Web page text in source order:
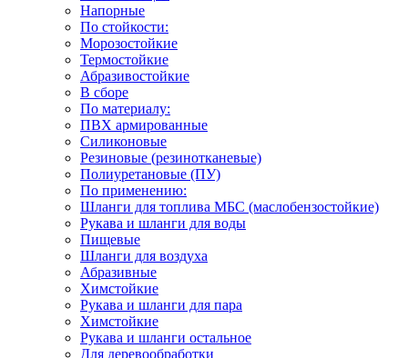
Напорные
По стойкости:
Морозостойкие
Термостойкие
Абразивостойкие
В сборе
По материалу:
ПВХ армированные
Силиконовые
Резиновые (резинотканевые)
Полиуретановые (ПУ)
По применению:
Шланги для топлива МБС (маслобензостойкие)
Рукава и шланги для воды
Пищевые
Шланги для воздуха
Абразивные
Химстойкие
Рукава и шланги для пара
Химстойкие
Рукава и шланги остальное
Для деревообработки